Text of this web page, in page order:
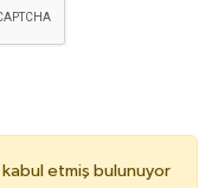
kabul etmiş bulunuyor